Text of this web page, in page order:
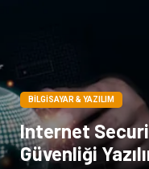
BILGISAYAR & YAZILIM
Internet
Güvenliği